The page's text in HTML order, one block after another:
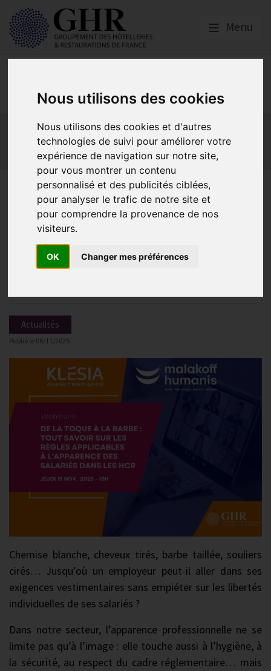
Nous utilisons des cookies
Nous utilisons des cookies et d'autres
technologies de suivi pour améliorer votre
expérience de navigation sur notre site,
pour vous montrer un contenu
personnalisé et des publicités ciblées,
pour analyser le trafic de notre site et
pour comprendre la provenance de nos
visiteurs.
OK Changer mes préférences
Menu
Actualités
Les obligations liées à l’embauche
Les obligations liées à l’exécution du contrat de travail
Les obligations liées à l’extinction du contrat
Webinaire | De la toque à la
barbe : tout savoir sur les
règles applicables à
l’apparence des salariés dans
Actualités
Publié le 06/11/2025
Chemise blanche, cheveux tirés, barbe taillée, souliers
cirés… Jusqu’où un employeur peut-il aller dans ses
exigences vestimentaires sans empiéter sur les libertés
individuelles de ses salariés ?
Dans notre secteur, l’apparence professionnelle ne se
limite pas qu’à l’image : elle touche aussi à l’hygiène, à
la sécurité, au respect du cadre réglementaire… mais